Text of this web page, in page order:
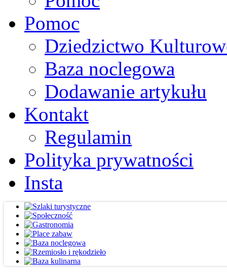
Pomoc
Dziedzictwo
Baza noclegowa
Dodawanie artykułu
Kontakt
Regulamin
Polityka prywatności
Insta